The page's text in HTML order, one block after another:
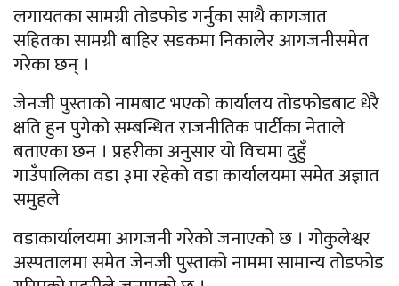
लगायतका सामग्री तोडफोड गर्नुका साथै कागजात
सहितका सामग्री बाहिर सडकमा निकालेर आगजनीसमेत
गरेका छन् ।
जेनजी पुस्ताको नामबाट भएको कार्यालय तोडफोडबाट धेरै
क्षति हुन पुगेको सम्बन्धित राजनीतिक पार्टीका नेताले
बताएका छन । प्रहरीका अनुसार यो विचमा दुहुँ
गाउँपालिका वडा ३मा रहेको वडा कार्यालयमा समेत अज्ञात
समुहले
वडाकार्यालयमा आगजनी गरेको जनाएको छ । गोकुलेश्वर
अस्पतालमा समेत जेनजी पुस्ताको नाममा सामान्य तोडफोड